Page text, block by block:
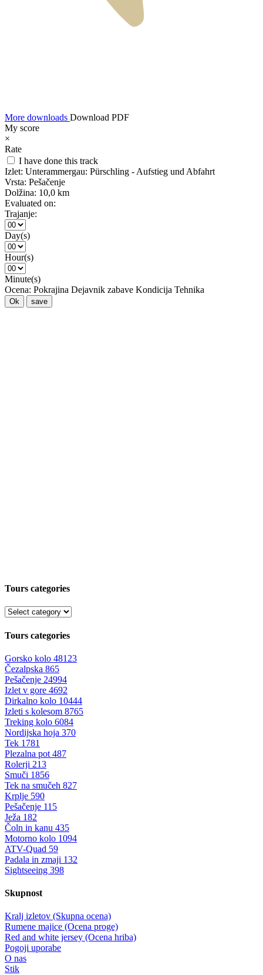
More downloads Download PDF
My score
×
Rate
I have done this track
Izlet: Unterammergau: Pürschling - Aufstieg und Abfahrt
Vrsta: Pešačenje
Dolžina: 10,0 km
Evaluated on:
Trajanje:
Day(s)
Hour(s)
Minute(s)
Ocena: Pokrajina Dejavnik zabave Kondicija Tehnika
Ok save
Tours categories
Tours categories
Gorsko kolo 48123
Čezalpska 865
Pešačenje 24994
Izlet v gore 4692
Dirkalno kolo 10444
Izleti s kolesom 8765
Treking kolo 6084
Nordijska hoja 370
Tek 1781
Plezalna pot 487
Rolerji 213
Smuči 1856
Tek na smučeh 827
Krplje 590
Pešačenje 115
Ježa 182
Čoln in kanu 435
Motorno kolo 1094
ATV-Quad 59
Padala in zmaji 132
Sightseeing 398
Skupnost
Kralj izletov (Skupna ocena)
Rumene majice (Ocena proge)
Red and white jersey (Ocena hriba)
Pogoji uporabe
O nas
Stik